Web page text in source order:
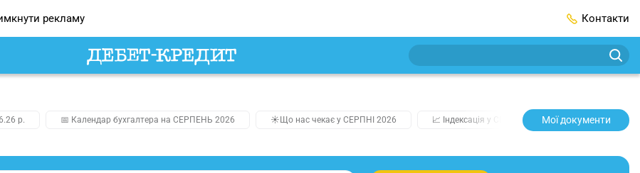
рекламу Контакти
р. 📅 Календар бухгалтера на СЕРПЕНЬ 2026 ☀️Що нас чекає у СЕРПНІ 2026 📈 Індексація у СЕРПНІ 2️⃣0️⃣2️⃣7️⃣ Усі
Мої документи